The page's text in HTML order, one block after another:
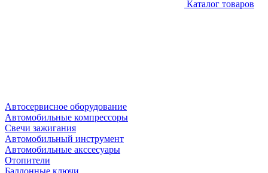
Каталог товаров
Автосервисное оборудование
Автомобильные компрессоры
Свечи зажигания
Автомобильный инструмент
Автомобильные акссесуары
Отопители
Баллонные ключи